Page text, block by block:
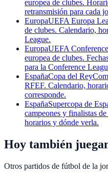
europea de clubes.
retransmisión para cada
EuropaUEFA Europa
de clubes. Calendario,
League.
EuropaUEFA
europea de clubes.
para la Conference
EspañaCopa del Rey
RFEF. Calendario,
corresponde.
EspañaSupercopa de
campeones y finalistas
horarios y dónde verla.
Hoy también
Otros partidos de fútbol de la